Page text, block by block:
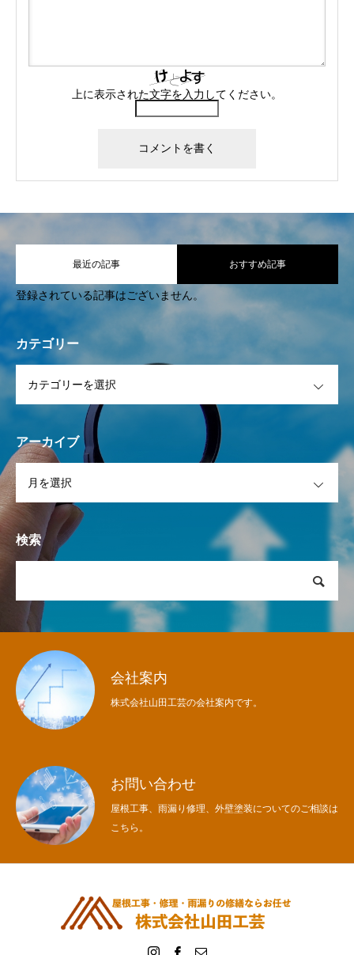
上に表示された文字を入力してください。
最近の記事 おすすめ記事
登録されている記事はございません。
カテゴリー
アーカイブ
検索
会社案内
株式会社山田工芸の会社案内です。
お問い合わせ
屋根工事、雨漏り修理、外壁塗装についてのご相談は
こちら。